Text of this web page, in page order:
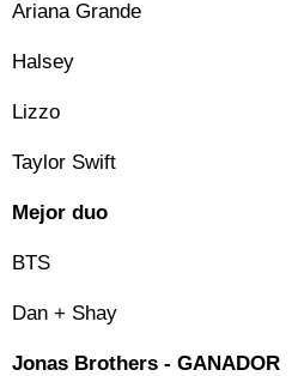
Ariana Grande
Halsey
Lizzo
Taylor Swift
Mejor duo
BTS
Dan + Shay
Jonas Brothers - GANADOR